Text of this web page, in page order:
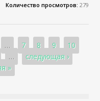
Количество просмотров: 279
… 7 8 9
10
…
следующая ›
»